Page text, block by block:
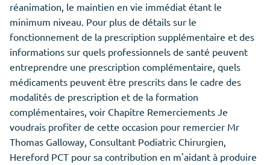
réanimation, le maintien en vie immédiat étant le
minimum niveau. Pour plus de détails sur le
fonctionnement de la prescription supplémentaire et des
informations sur quels professionnels de santé peuvent
entreprendre une prescription complémentaire, quels
médicaments peuvent être prescrits dans le cadre des
modalités de prescription et de la formation
complémentaires, voir Chapitre Remerciements Je
voudrais profiter de cette occasion pour remercier Mr
Thomas Galloway, Consultant Podiatric Chirurgien,
Hereford PCT pour sa contribution en m'aidant à produire